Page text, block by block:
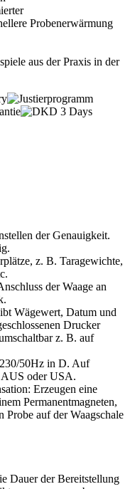
Probenerwärmung
aus der Praxis in der
der Genauigkeit.
z. B. Taragewichte,
der Waage an
Wägewert, Datum und
Drucker
z. B. auf
50Hz in D. Auf
AUS oder USA.
Erzeugen eine
Permanentmagneten,
Probe auf der Waagschale
Dauer der Bereitstellung